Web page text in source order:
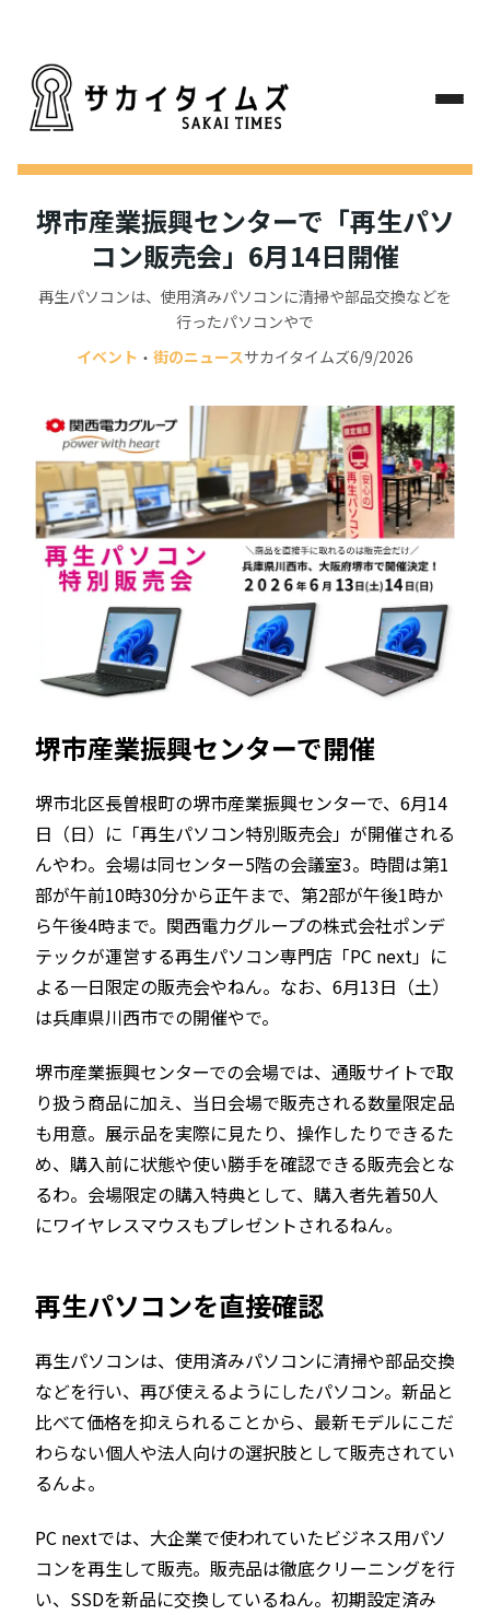
堺市産業振興センターで「再生パソ
コン販売会」6月14日開催
再生パソコンは、使用済みパソコンに清掃や部品交換などを
行ったパソコンやで
イベント ・ 街のニュースサカイタイムズ6/9/2026
堺市産業振興センターで開催
堺市北区長曽根町の堺市産業振興センターで、6月14
日（日）に「再生パソコン特別販売会」が開催される
んやわ。会場は同センター5階の会議室3。時間は第1
部が午前10時30分から正午まで、第2部が午後1時か
ら午後4時まで。関西電力グループの株式会社ポンデ
テックが運営する再生パソコン専門店「PC next」に
よる一日限定の販売会やねん。なお、6月13日（土）
は兵庫県川西市での開催やで。
堺市産業振興センターでの会場では、通販サイトで取
り扱う商品に加え、当日会場で販売される数量限定品
も用意。展示品を実際に見たり、操作したりできるた
め、購入前に状態や使い勝手を確認できる販売会とな
るわ。会場限定の購入特典として、購入者先着50人
にワイヤレスマウスもプレゼントされるねん。
再生パソコンを直接確認
再生パソコンは、使用済みパソコンに清掃や部品交換
などを行い、再び使えるようにしたパソコン。新品と
比べて価格を抑えられることから、最新モデルにこだ
わらない個人や法人向けの選択肢として販売されてい
るんよ。
PC nextでは、大企業で使われていたビジネス用パソ
コンを再生して販売。販売品は徹底クリーニングを行
い、SSDを新品に交換しているねん。初期設定済み